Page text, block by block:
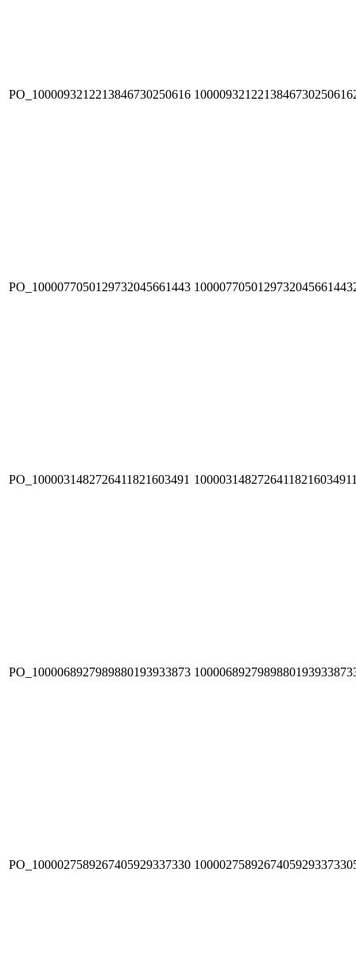
PO_1000093212213846730250616
PO_1000077050129732045661443
PO_1000031482726411821603491
PO_1000068927989880193933873
PO_1000027589267405929337330